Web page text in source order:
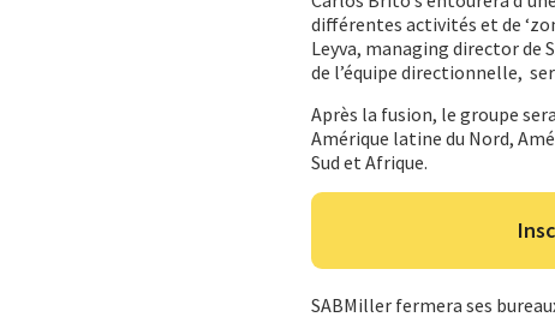
différentes activités et de
Leyva, managing director de
de l’équipe directionnelle,
Après la fusion, le groupe
Amérique latine du Nord,
Sud et Afrique.
SABMiller fermera ses